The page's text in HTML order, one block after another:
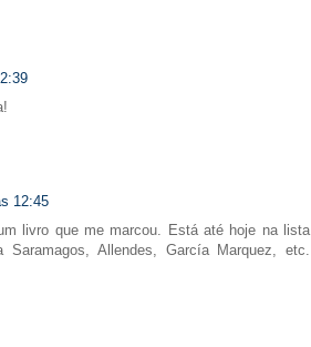
12:45
livro que me marcou. Está até hoje na lista
Allendes, García Marquez, etc.